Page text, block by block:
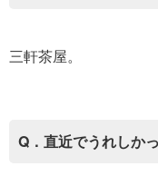
三軒茶屋。
Q．直近でうれしか